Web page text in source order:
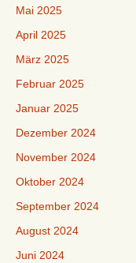
Mai 2025
April 2025
März 2025
Februar 2025
Januar 2025
Dezember 2024
November 2024
Oktober 2024
September 2024
August 2024
Juni 2024